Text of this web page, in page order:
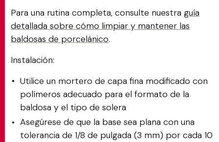
Para una rutina completa, consulte nuestra guía
detallada sobre cómo limpiar y mantener las
baldosas de porcelánico.
Instalación:
Utilice un mortero de capa fina modificado con
polímeros adecuado para el formato de la
baldosa y el tipo de solera
Asegúrese de que la base sea plana con una
tolerancia de 1/8 de pulgada (3 mm) por cada 10